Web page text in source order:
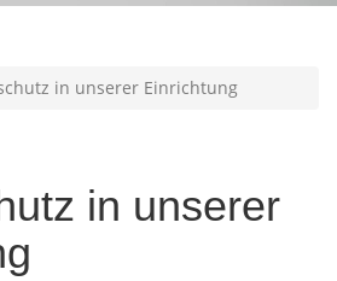
in unserer Einrichtung
in unserer